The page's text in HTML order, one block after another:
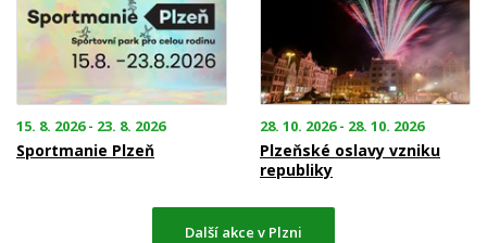
15. 8. 2026 - 23. 8. 2026
Sportmanie Plzeň
28. 10. 2026 - 28. 10. 2026
Plzeňské oslavy vzniku
republiky
Další akce v Plzni